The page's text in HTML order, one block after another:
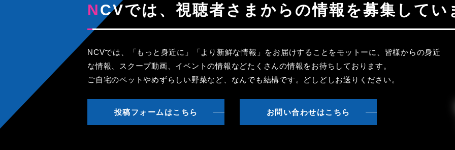
NCVでは、視聴者さまからの情報を募集してい
NCVでは、「もっと身近に」「より新鮮な情報」をお届けすることをモットーに、皆様からの身近
な情報、スクープ動画、イベントの情報などたくさんの情報をお待ちしております。
ご自宅のペットやめずらしい野菜など、なんでも結構です。どしどしお送りください。
投稿フォームはこちら お問い合わせはこちら